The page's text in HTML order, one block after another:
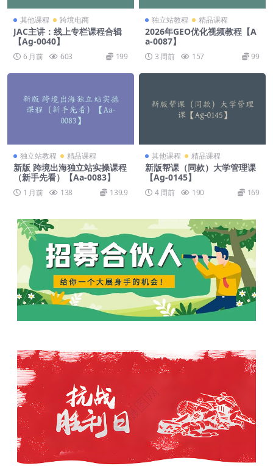
其他课程 跨境电商
JAC主讲：线上专栏课程合辑
【Ag-0040】
6 月前 603 199
独立站教程 精品课程
2026年GEO优化视频教程【A
a-0087】
3 周前 157 99
独立站教程 精品课程
新版 跨境出海独立站实操课程
（新手先看）【Aa-0083】
1 月前 138 139.9
其他课程 精品课程
新版帮课（同款）大学管理课
【Ag-0145】
4 周前 190 169